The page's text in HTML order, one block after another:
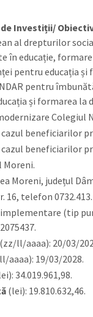
Investiții/
al drepturilor
în educație,
pentru educația și
pentru
și formarea la
Colegiul
beneficiarilor
beneficiarilor
Moreni.
Moreni, județul
16, telefon
(tip
(zz/ll/aaaa): 20/03/
aaaa): 19/03/2028.
34.019.961,98.
(lei): 19.810.632,46.